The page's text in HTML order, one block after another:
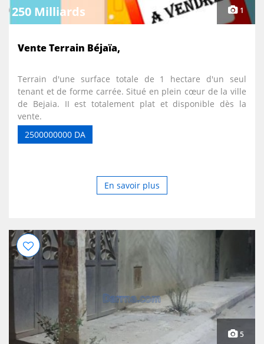
250 Milliards 1
Vente Terrain Béjaïa,
Terrain d'une surface totale de 1 hectare d'un seul
tenant et de forme carrée. Situé en plein cœur de la ville
de Bejaia. II est totalement plat et disponible dès la
vente.
2500000000 DA
En savoir plus
5